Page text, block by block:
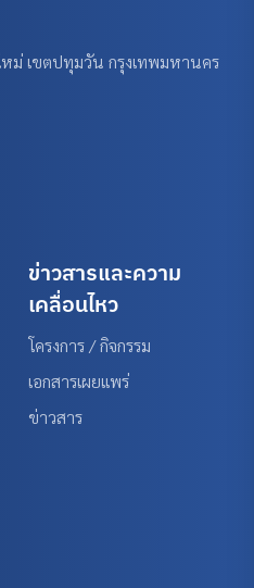
ม่ เขตปทุมวัน กรุงเทพมหานคร
ข่าวสารและความ
เคลื่อนไหว
โครงการ / กิจกรรม
เอกสารเผยแพร่
ข่าวสาร